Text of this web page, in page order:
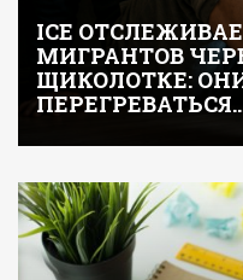
ICE
МИГРАНТОВ
ЩИКОЛОТКЕ: